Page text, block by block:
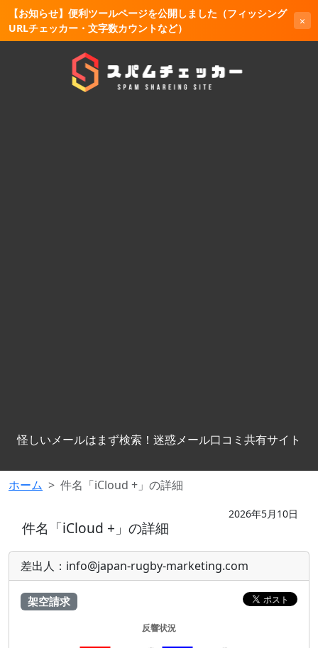
【お知らせ】便利ツールページを公開しました（フィッシング
URLチェッカー・文字数カウントなど）
×
怪しいメールはまず検索！迷惑メール口コミ共有サイト
ホーム 件名「iCloud +」の詳細
件名「iCloud +」の詳細
2026年5月10日
差出人：info@japan-rugby-marketing.com
架空請求